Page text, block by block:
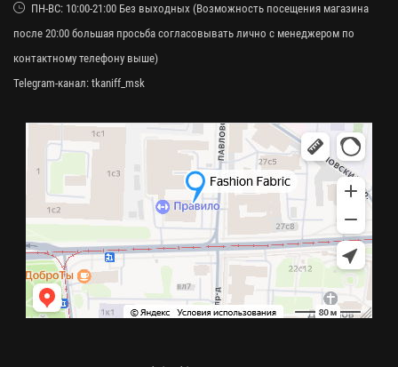
ПН-ВС: 10:00-21:00 Без выходных (Возможность посещения магазина
после 20:00 большая просьба согласовывать лично с менеджером по
контактному телефону выше)
Telegram-канал: tkaniff_msk